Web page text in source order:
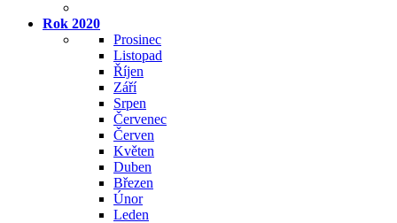
Rok 2020
Prosinec
Listopad
Říjen
Září
Srpen
Červenec
Červen
Květen
Duben
Březen
Únor
Leden